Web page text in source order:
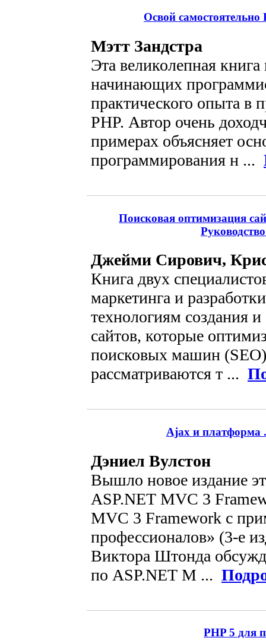
Освой самостоятельно
Мэтт Зандстра
Эта великолепная книга
начинающих
практического опыта в
PHP. Автор очень
примерах объясняет
программирования н ...
Поисковая оптимизация
Джейми Сирович,
Книга двух
маркетинга и
технологиям создания
сайтов, которые
поисковых машин
рассматриваются т ...
Ajax и платформа
Дэниел Вулстон
Вышло новое издание
ASP.NET MVC 3
MVC 3 Framework с
профессионалов» (3-е
Виктора Штонда
по ASP.NET M ...
PHP 5 для